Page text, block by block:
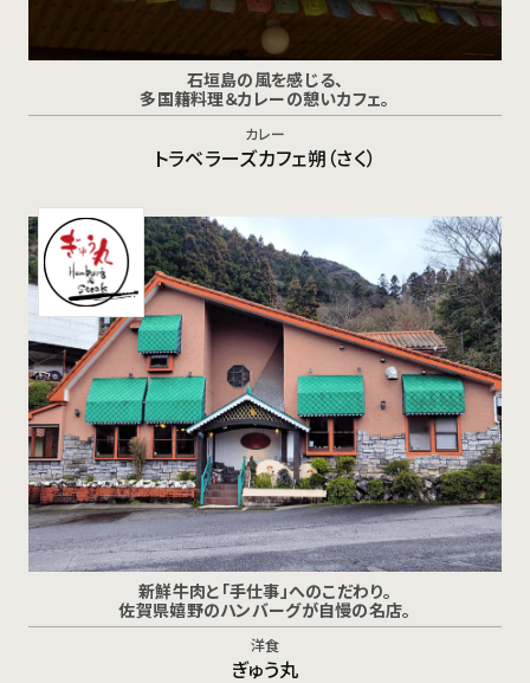
石垣島の風を感じる、
多国籍料理＆カレーの憩いカフェ。
カレー
トラベラーズカフェ朔（さく）
新鮮牛肉と「手仕事」へのこだわり。
佐賀県嬉野のハンバーグが自慢の名店。
洋食
ぎゅう丸